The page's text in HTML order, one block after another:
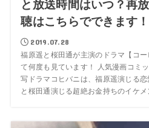
と放送時間はいつ？再
聴はこちらでできます！
2019.07.28
福原遥と桜田通が主演のドラマ【コ
て何度も見ています！ 人気漫画コミ
写ドラマコヒバニは、福原遥演じる
と桜田通演じる超絶お金持ちのイケメ